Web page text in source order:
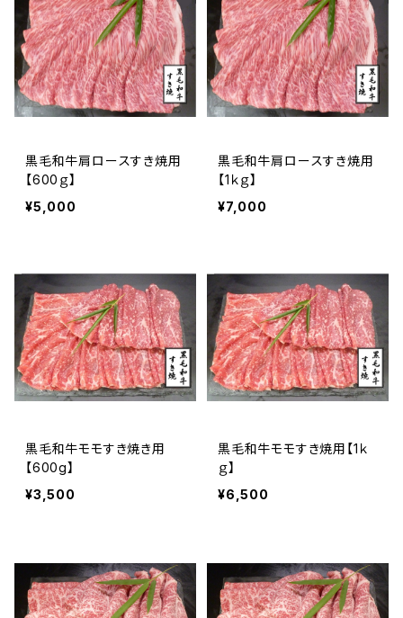
黒毛和牛肩ロースすき焼用
【600ｇ】
¥5,000
黒毛和牛肩ロースすき焼用
【1ｋｇ】
¥7,000
黒毛和牛モモすき焼き用
【600g】
¥3,500
黒毛和牛モモすき焼用【1ｋ
ｇ】
¥6,500